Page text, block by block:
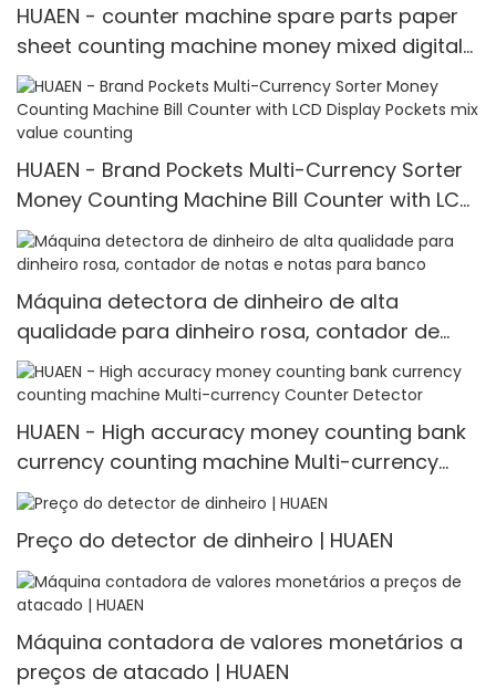
HUAEN - counter machine spare parts paper
sheet counting machine money mixed digital
money bill counters mix value counting
HUAEN - Brand Pockets Multi-Currency Sorter
Money Counting Machine Bill Counter with LCD
Display Pockets mix value counting
Máquina detectora de dinheiro de alta
qualidade para dinheiro rosa, contador de
notas e notas para banco
HUAEN - High accuracy money counting bank
currency counting machine Multi-currency
Counter <000000> Detector
Preço do detector de dinheiro | HUAEN
Máquina contadora de valores monetários a
preços de atacado | HUAEN